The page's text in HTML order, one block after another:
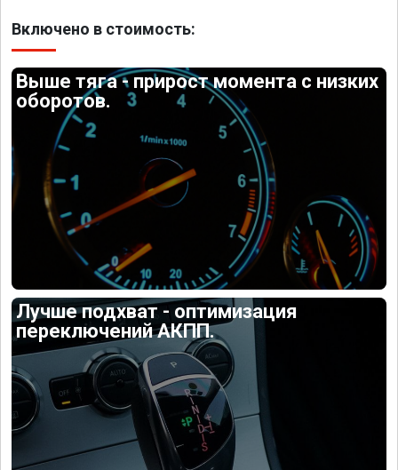
Включено в стоимость:
Выше тяга - прирост момента с низких
оборотов.
Лучше подхват - оптимизация
переключений АКПП.